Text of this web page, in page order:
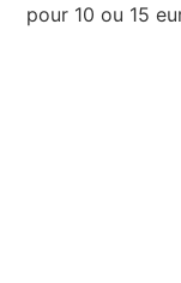
pour 10 ou 15